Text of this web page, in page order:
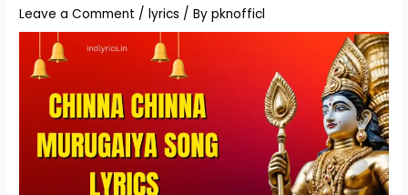
Leave a Comment /lyrics / Bypknofficl